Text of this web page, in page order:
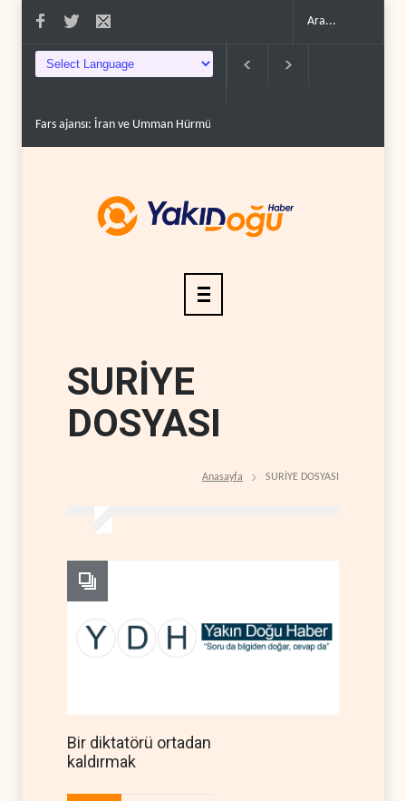
ve Umman Hürmüz Boğazı için geçiş..
SURİYE
DOSYASI
Anasayfa SURİYE DOSYASI
Bir diktatörü ortadan
kaldırmak